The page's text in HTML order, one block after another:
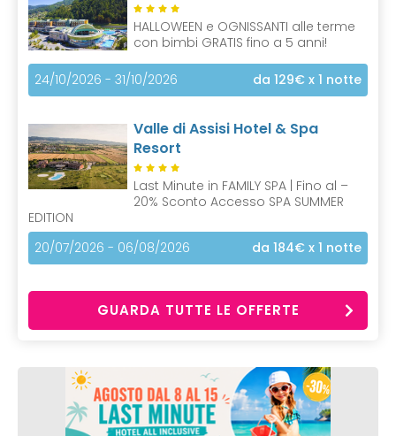
HALLOWEEN e OGNISSANTI alle terme
con bimbi GRATIS fino a 5 anni!
24/10/2026 - 31/10/2026 da 129€ x 1 notte
Valle di Assisi Hotel & Spa
Resort
Last Minute in FAMILY SPA | Fino al –
20% Sconto Accesso SPA SUMMER
EDITION
20/07/2026 - 06/08/2026
da 184€ x 1 notte
GUARDA TUTTE LE OFFERTE